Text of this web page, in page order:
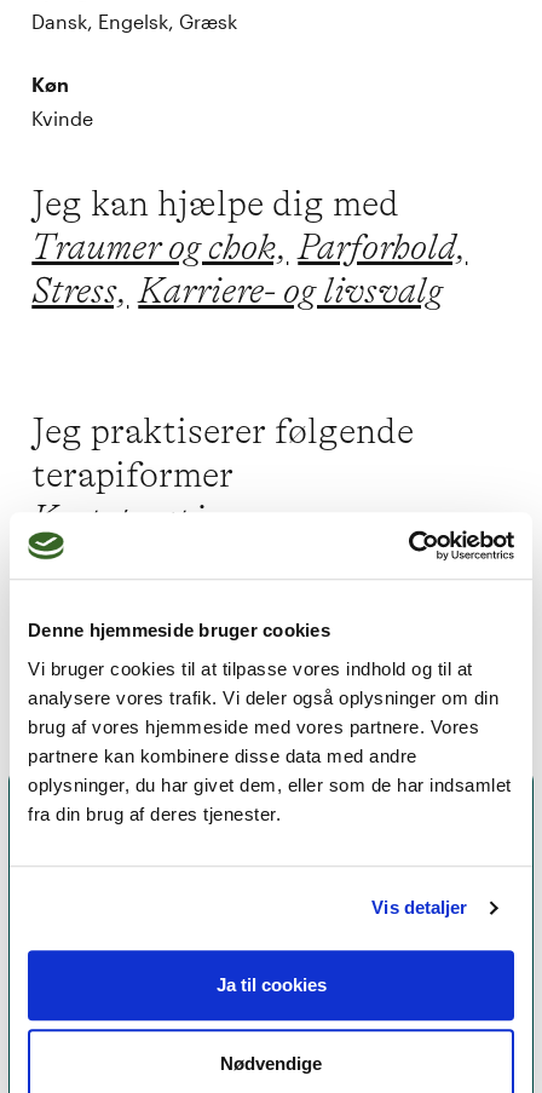
Denne hjemmeside bruger cookies
Vi bruger cookies til at tilpasse vores indhold og til at
analysere vores trafik. Vi deler også oplysninger om din
brug af vores hjemmeside med vores partnere. Vores
partnere kan kombinere disse data med andre
oplysninger, du har givet dem, eller som de har indsamlet
fra din brug af deres tjenester.
Vis detaljer
Ja til cookies
Nødvendige
Dansk, Engelsk, Græsk
Køn
Kvinde
Jeg kan hjælpe dig med
Traumer og chok, Parforhold,
Stress, Karriere- og livsvalg
Jeg praktiserer følgende
terapiformer
Kropsterapi,
Metakognitiv terapi,
Parterapi
er et kvalitetsstempel. Alle vores medlemmer skal